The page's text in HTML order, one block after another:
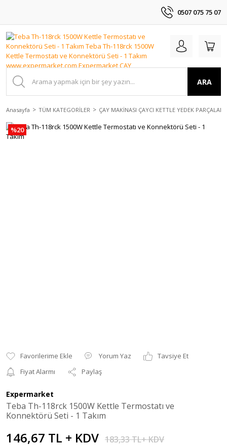
0507 075 75 07
ARA
Anasayfa TÜM KATEGORİLER ÇAY MAKİNASI ÇAYCI KETTLE YEDEK PARÇALAR
%20
Yorum Yaz
Tavsiye Et
Fiyat Alarmı
Paylaş
Expermarket
Teba Th-118rck 1500W Kettle Termostatı ve
Konnektörü Seti - 1 Takım
146,67 TL + KDV 183,33 TL+ KDV